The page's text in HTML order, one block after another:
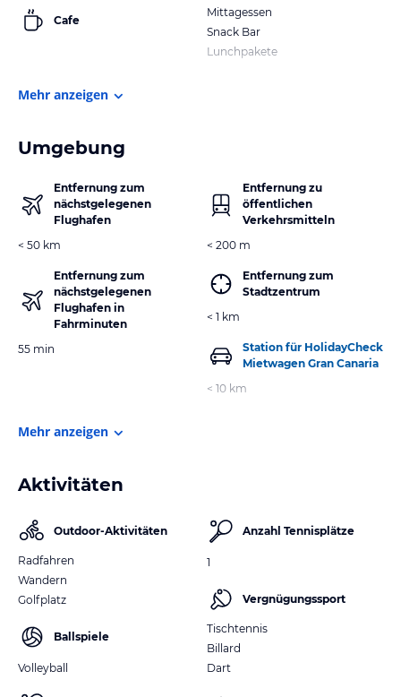
Cafe
Mittagessen
Snack Bar
Lunchpakete
Mehr anzeigen
Umgebung
Entfernung zum
nächstgelegenen
Flughafen
< 50 km
Entfernung zum
nächstgelegenen
Flughafen in
Fahrminuten
55 min
Entfernung zu
öffentlichen
Verkehrsmitteln
< 200 m
Entfernung zum
Stadtzentrum
< 1 km
Station für HolidayCheck
Mietwagen Gran Canaria
< 10 km
Mehr anzeigen
Aktivitäten
Outdoor-Aktivitäten
Radfahren
Wandern
Golfplatz
Ballspiele
Volleyball
Anzahl Tennisplätze
1
Vergnügungssport
Tischtennis
Billard
Dart